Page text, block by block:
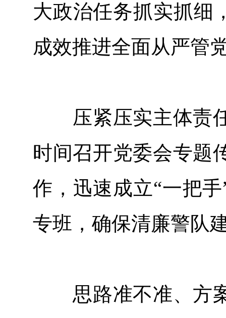
大政治任务抓实抓细
成效推进全面从严管
压紧压实主体责任
时间召开党委会专题
作，迅速成立“一把
专班，确保清廉警队
思路准不准、方案